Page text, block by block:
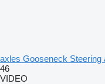
axles Gooseneck Steering
46
VIDEO